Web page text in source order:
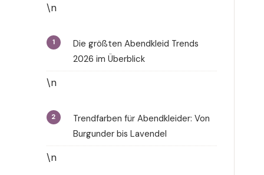
\n
Die größten Abendkleid Trends
2026 im Überblick
\n
Trendfarben für Abendkleider: Von
Burgunder bis Lavendel
\n